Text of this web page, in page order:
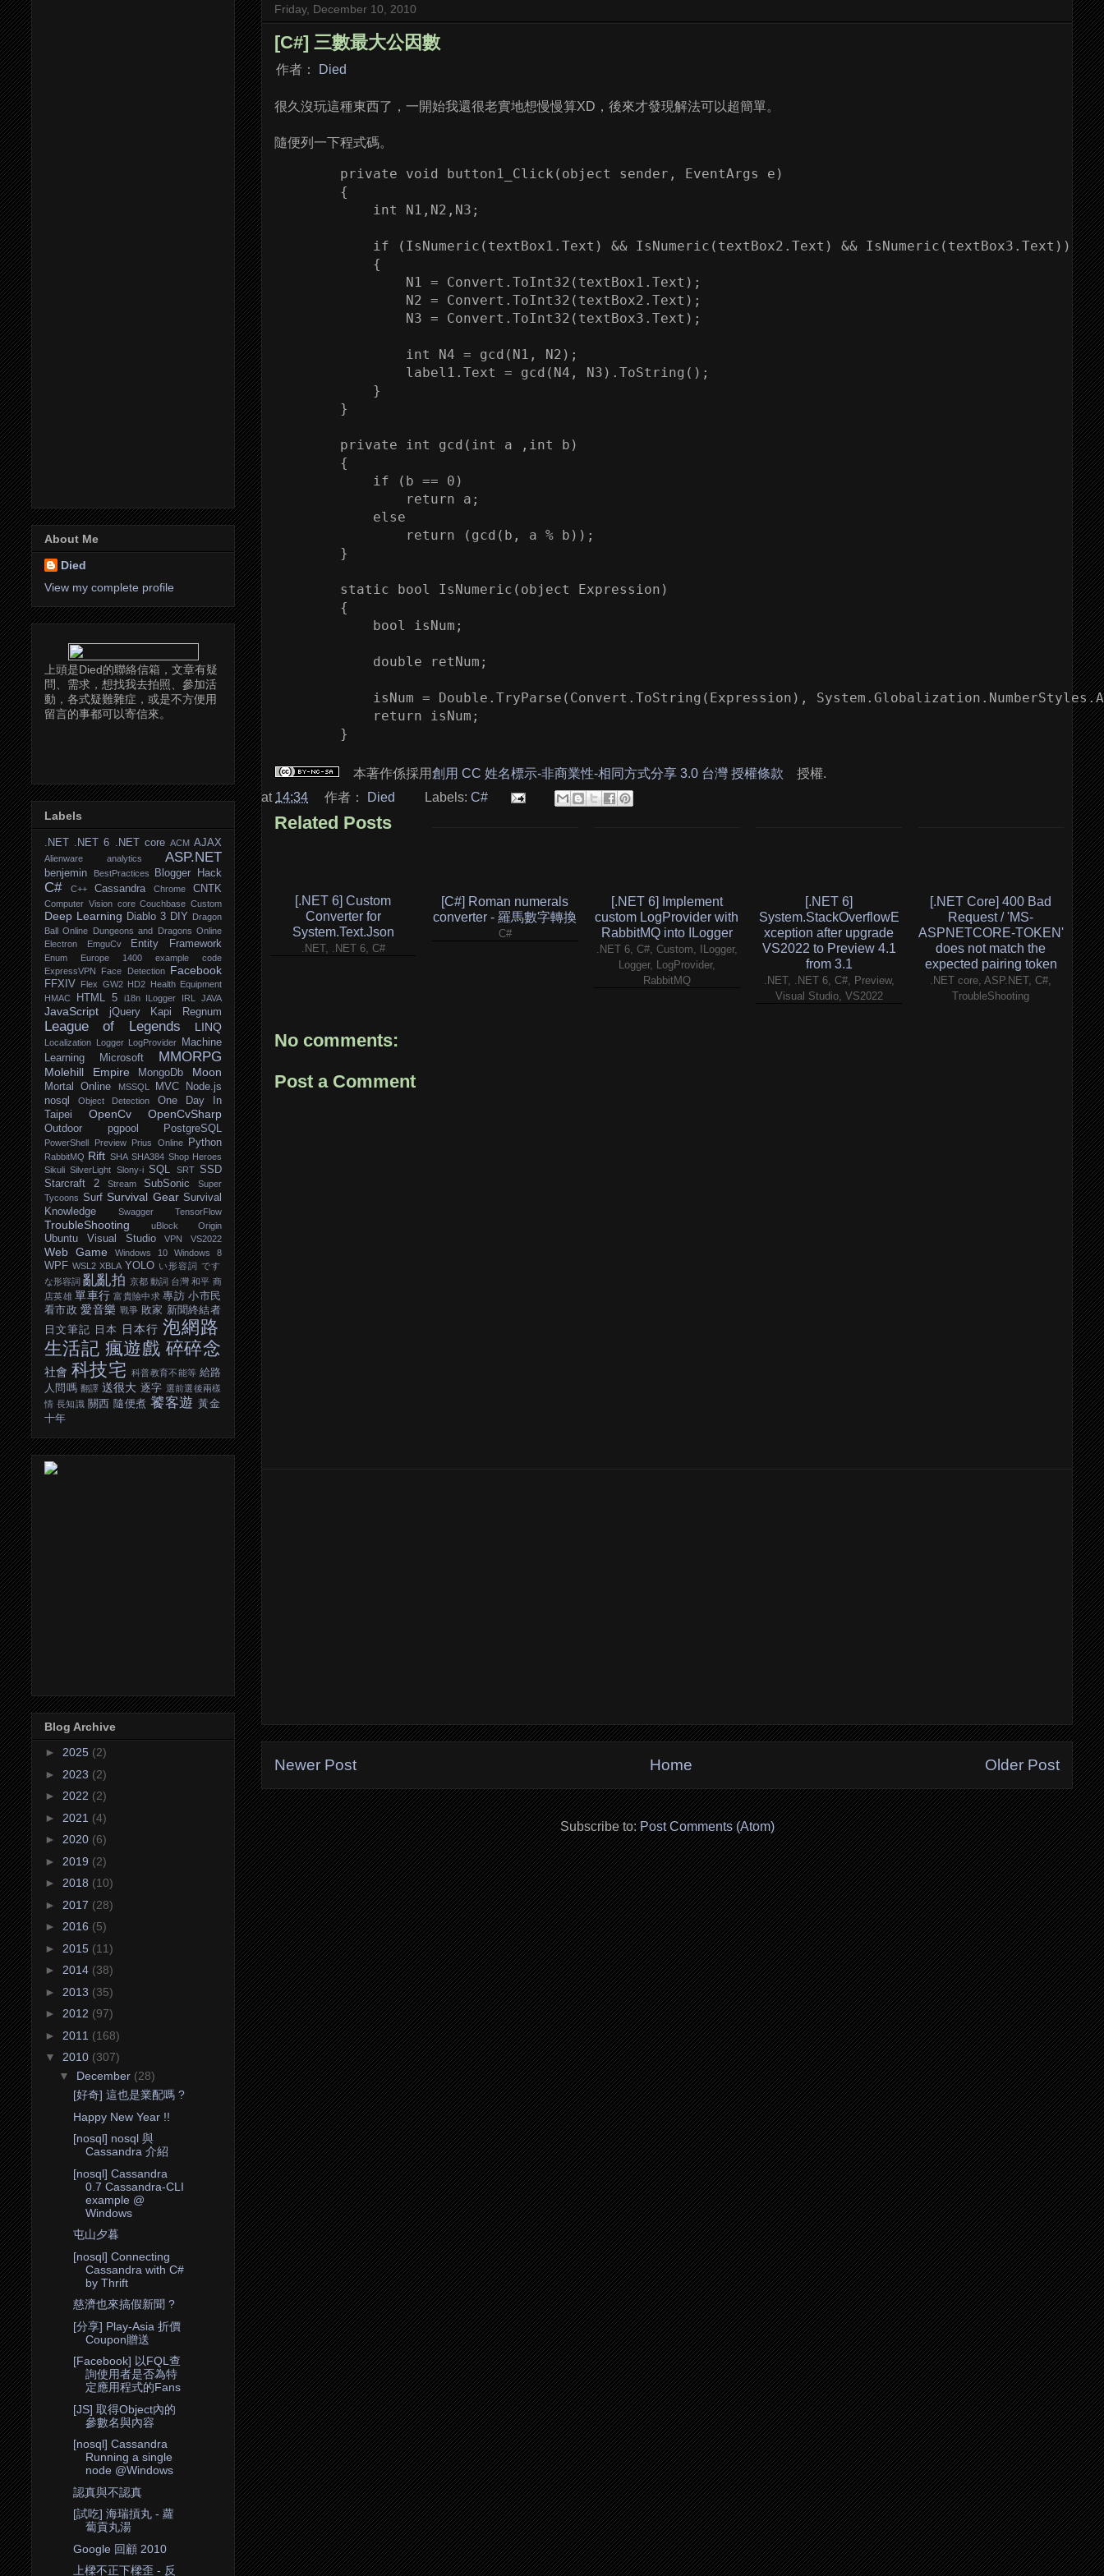
Friday, December 10, 2010
[C#] 三數最大公因數
作者： Died
很久沒玩這種東西了，一開始我還很老實地想慢慢算XD，後來才發現解法可以超簡單。
隨便列一下程式碼。
        private void button1_Click(object sender, EventArgs e)
        {
            int N1,N2,N3;
            if (IsNumeric(textBox1.Text) && IsNumeric(textBox2.Text) && IsNumeric(textBox3.Text))
            {
                N1 = Convert.ToInt32(textBox1.Text);
                N2 = Convert.ToInt32(textBox2.Text);
                N3 = Convert.ToInt32(textBox3.Text);
                int N4 = gcd(N1, N2);
                label1.Text = gcd(N4, N3).ToString();
            }
        }
        private int gcd(int a ,int b)
        {
            if (b == 0)
                return a;
            else
                return (gcd(b, a % b));
        }
        static bool IsNumeric(object Expression)
        {
            bool isNum;
            double retNum;
isNum = Double.TryParse(Convert.ToString(Expression),
            return isNum;
本著作係採用創用 CC 姓名標示-非商業性-相同方式分享 3.0 台灣 授權條款
授權.
at 14:34 作者： Died Labels: C#
Related Posts
[.NET 6] Custom
Converter for
System.Text.Json
.NET, .NET 6, C#
[C#] Roman numerals
converter - 羅馬數字轉換
C#
[.NET 6] Implement
custom LogProvider with
RabbitMQ into ILogger
.NET 6, C#, Custom, ILogger,
Logger, LogProvider,
RabbitMQ
[.NET 6]
System.StackOverflowE
xception after upgrade
VS2022 to Preview 4.1
from 3.1
.NET, .NET 6, C#, Preview,
Visual Studio, VS2022
[.NET Core] 400 Bad
Request / 'MS-
ASPNETCORE-TOKEN'
does not match the
expected pairing token
.NET core, ASP.NET, C#,
TroubleShooting
No comments:
Post a Comment
Newer Post Older Post
Home
Subscribe to:Post Comments (Atom)
About Me
Died
View my complete profile
上頭是Died的聯絡信箱，文章有疑
問、需求，想找我去拍照、參加活
動，各式疑難雜症，或是不方便用
留言的事都可以寄信來。
Labels
.NET .NET 6 .NET core ACM AJAX
Alienware analytics ASP.NET
benjemin BestPractices Blogger Hack
C# C++ Cassandra Chrome CNTK
Computer Vision core Couchbase Custom
Deep Learning Diablo 3 DIY Dragon
Ball Online Dungeons and Dragons Online
Electron
EmguCv Entity Framework
Enum Europe 1400
example code
ExpressVPN
Face Detection Facebook
FFXIV Flex GW2 HD2 Health Equipment
HMAC
HTML 5 i18n ILogger IRL JAVA
JavaScript jQuery Kapi Regnum
League of Legends LINQ
Localization Logger LogProvider
Machine
Learning
Microsoft MMORPG
Molehill Empire MongoDb Moon
Mortal Online MSSQL MVC
Node.js
nosql
Object Detection
One Day In
Taipei
OpenCv OpenCvSharp
Outdoor pgpool PostgreSQL
PowerShell Preview Prius Online Python
RabbitMQ Rift SHA SHA384 Shop Heroes
Sikuli SilverLight Slony-i SQL SRT SSD
Starcraft 2
Stream SubSonic
Super
Tycoons Surf Survival Gear Survival
Knowledge
Swagger TensorFlow
TroubleShooting uBlock Origin
Ubuntu Visual Studio VPN VS2022
Web Game Windows 10 Windows 8
WPF WSL2 XBLA YOLO い形容詞 です
な形容詞 亂亂拍 京都 動詞 台灣 和平 商
店英雄 單車行 富貴險中求 專訪 小市民
看市政 愛音樂 戰爭 敗家 新聞終結者
日文筆記
日本 日本行 泡網路
生活記 瘋遊戲 碎碎念
社會 科技宅 科普教育不能等 給路
人問嗎 翻譯 送很大 逐字 選前選後兩樣
情 長知識 關西 隨便煮 饕客遊 黃金
十年
Blog Archive
► 2025 (2)
► 2023 (2)
► 2022 (2)
► 2021 (4)
► 2020 (6)
► 2019 (2)
► 2018 (10)
► 2017 (28)
► 2016 (5)
► 2015 (11)
► 2014 (38)
► 2013 (35)
► 2012 (97)
► 2011 (168)
▼ 2010 (307)
▼ December (28)
[好奇] 這也是業配嗎 ?
Happy New Year !!
[nosql] nosql 與
Cassandra 介紹
[nosql] Cassandra
0.7 Cassandra-CLI
example @
Windows
屯山夕暮
[nosql] Connecting
Cassandra with C#
by Thrift
慈濟也來搞假新聞 ?
[分享] Play-Asia 折價
Coupon贈送
[Facebook] 以FQL查
詢使用者是否為特
定應用程式的Fans
[JS] 取得Object內的
參數名與內容
[nosql] Cassandra
Running a single
node @Windows
認真與不認真
[試吃] 海瑞摃丸 - 蘿
蔔貢丸湯
Google 回顧 2010
上樑不正下樑歪 - 反